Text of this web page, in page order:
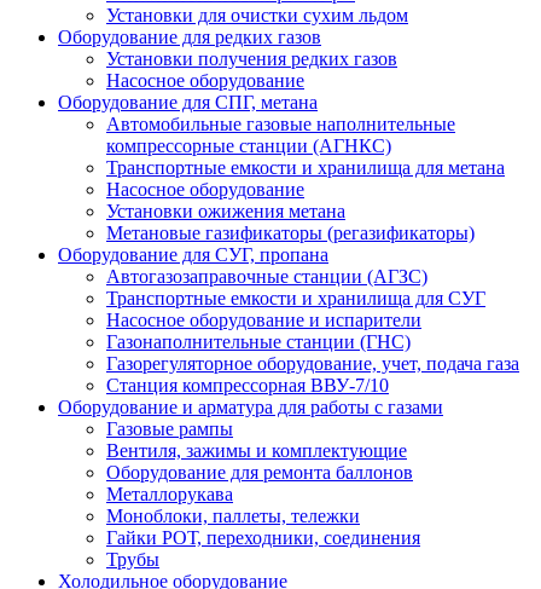
Установки для очистки сухим льдом
Оборудование для редких газов
Установки получения редких газов
Насосное оборудование
Оборудование для СПГ, метана
Автомобильные газовые наполнительные
компрессорные станции (АГНКС)
Транспортные емкости и хранилища для метана
Насосное оборудование
Установки ожижения метана
Метановые газификаторы (регазификаторы)
Оборудование для СУГ, пропана
Автогазозаправочные станции (АГЗС)
Транспортные емкости и хранилища для СУГ
Насосное оборудование и испарители
Газонаполнительные станции (ГНС)
Газорегуляторное оборудование, учет, подача газа
Станция компрессорная ВВУ-7/10
Оборудование и арматура для работы с газами
Газовые рампы
Вентиля, зажимы и комплектующие
Оборудование для ремонта баллонов
Металлорукава
Моноблоки, паллеты, тележки
Гайки РОТ, переходники, соединения
Трубы
Холодильное оборудование